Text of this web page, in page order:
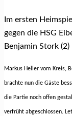
Im ersten
gegen die HSG
Benjamin Stork
Markus Heller vom Kreis,
brachte nun die Gäste
die Partie noch offen
verfrüht abgeschlossen.